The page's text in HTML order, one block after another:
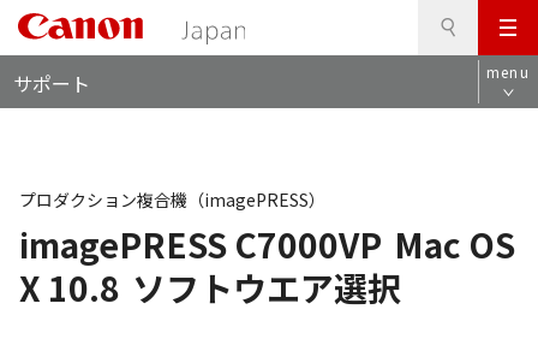
メ
ニ
ュ
サポート menu
imagePRESS C7000VP Mac OS
X 10.8 ソフトウエア選択
プロダクション複合機（imagePRESS）